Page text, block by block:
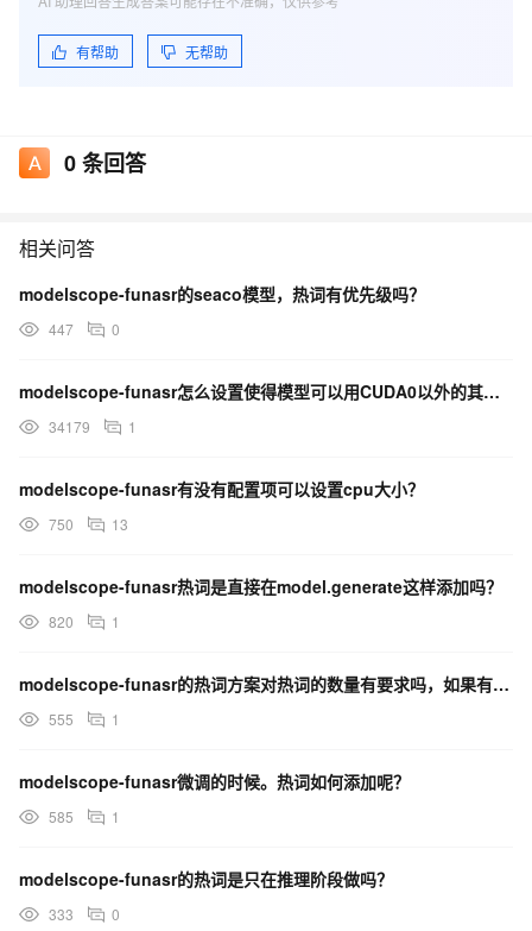
有帮助 无帮助
0条回答
相关问答
modelscope-funasr的seaco模型，热词有优先级吗？
447 0
modelscope-funasr怎么设置使得模型可以用CUDA0以外的其他gpu？
34179 1
modelscope-funasr有没有配置项可以设置cpu大小？
750 13
modelscope-funasr热词是直接在model.generate这样添加吗？
820 1
modelscope-funasr的热词方案对热词的数量有要求吗，如果有上万个热词，这个方案还行吗？
555 1
modelscope-funasr微调的时候。热词如何添加呢？
585 1
modelscope-funasr的热词是只在推理阶段做吗？
333 0